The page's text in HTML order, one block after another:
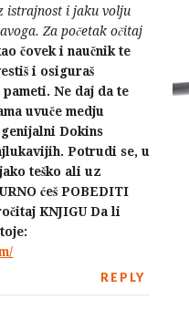
istrajnost i jaku volju
Za početak očitaj
čovek i naučnik te
i osiguraš
Ne daj da te
uvuče medju
Dokins
Potrudi se, u
teško ali uz
ćeš POBEDITI
KNJIGU Da li
REPLY